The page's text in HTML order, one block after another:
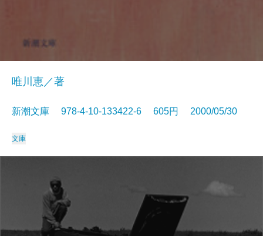
唯川恵／著
新潮文庫 978-4-10-133422-6 605円 2000/05/30
文庫